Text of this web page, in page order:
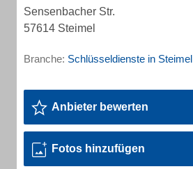
Sensenbacher Str.
57614 Steimel
Branche: Schlüsseldienste in Steimel
Anbieter bewerten
Fotos hinzufügen